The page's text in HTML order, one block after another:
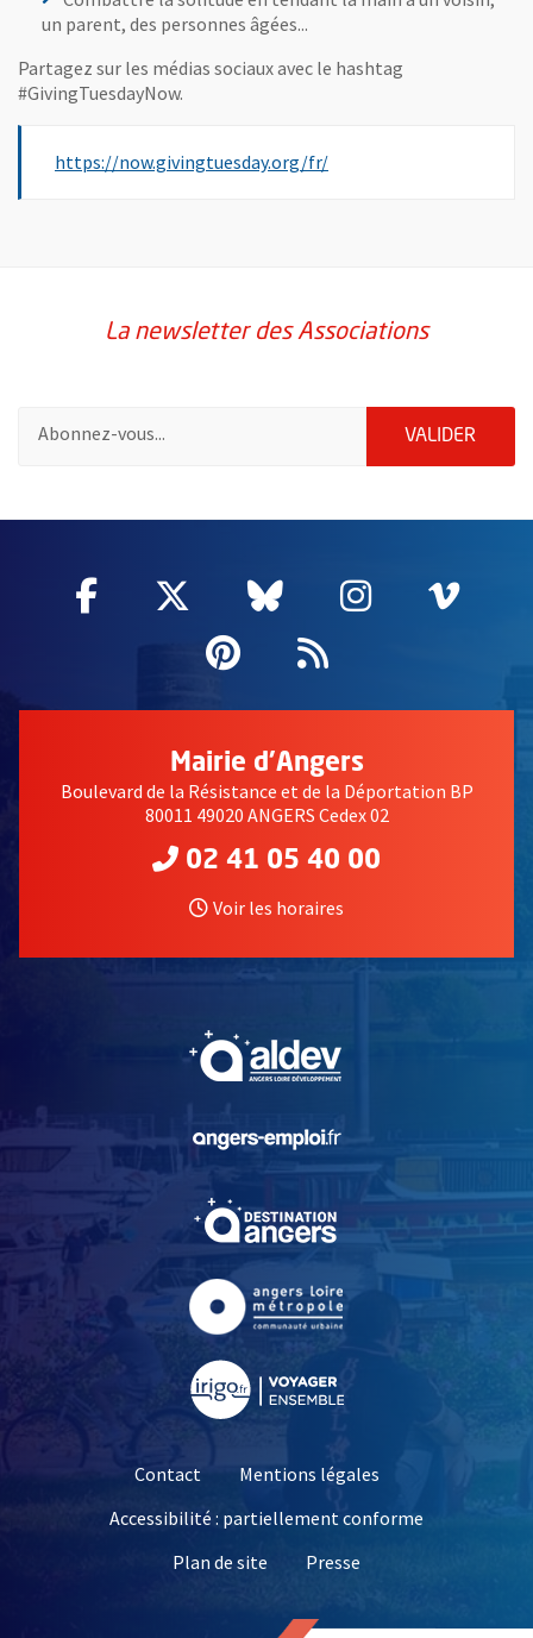
un parent, des personnes âgées...
Partagez sur les médias sociaux avec le hashtag
#GivingTuesdayNow.
https://now.givingtuesday.org/fr/, Ouvre une nouvelle
La newsletter des Associations
VALIDER
Facebook
, Ouvre une nouvelle fenêtre
Twitter
, Ouvre une nouvelle
Bluesky
, Ouvre une
Instagram
, Ouvre
,
Pinterest
, Ouvre une
Flux RSS
Mairie d'Angers
Boulevard de la Résistance et de la Déportation BP
80011 49020 ANGERS Cedex 02
02 41 05 40 00
Voir les horaires
, Ouvre une nouvelle
, Ouvre une nouvelle
Contact
Mentions légales
Accessibilité : partiellement conforme
Plan de site
Presse